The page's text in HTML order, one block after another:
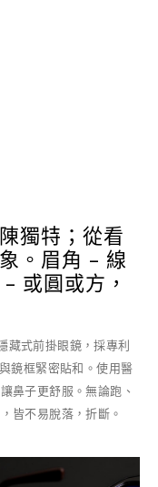
獨特；從看
。眉角 – 線
或圓或方，
藏式前掛眼鏡，採專利
鏡框緊密貼和。使用醫
鼻子更舒服。無論跑、
皆不易脫落，折斷。